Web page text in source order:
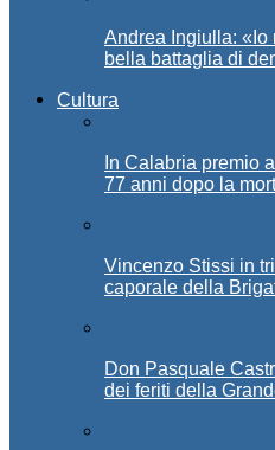
Andrea Ingiulla: «Io
bella battaglia di
Cultura
In Calabria premio
77 anni dopo la
Vincenzo Stissi in
caporale della
Don Pasquale
dei feriti della